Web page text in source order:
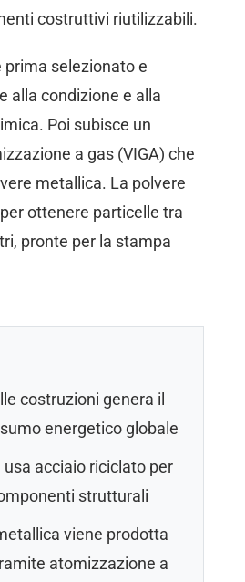
costruttivi riutilizzabili.
selezionato e
alla condizione e alla
Poi subisce un
a gas (VIGA) che
metallica. La polvere
ottenere particelle tra
pronte per la stampa
costruzioni genera il
energetico globale
acciaio riciclato per
strutturali
viene prodotta
atomizzazione a